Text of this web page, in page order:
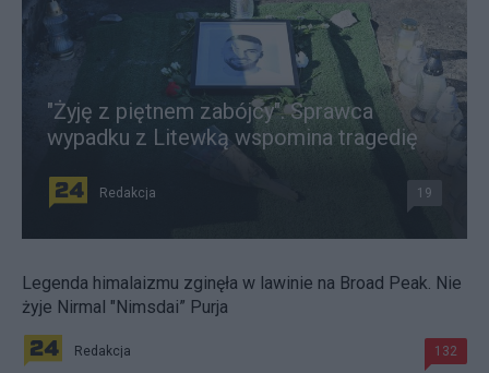
"Żyję z piętnem zabójcy". Sprawca
wypadku z Litewką wspomina tragedię
Redakcja 19
Legenda himalaizmu zginęła w lawinie na Broad Peak. Nie
żyje Nirmal "Nimsdai” Purja
Redakcja 132